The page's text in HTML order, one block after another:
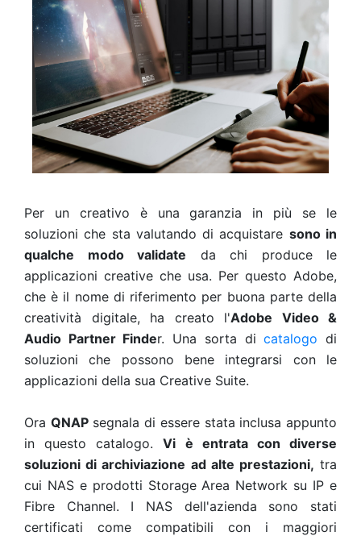
Per un creativo è una garanzia in più se le
soluzioni che sta valutando di acquistare sono in
qualche modo validate da chi produce le
applicazioni creative che usa. Per questo Adobe,
che è il nome di riferimento per buona parte della
creatività digitale, ha creato l'Adobe Video &
Audio Partner Finder. Una sorta dicatalogo di
soluzioni che possono bene integrarsi con le
applicazioni della sua Creative Suite.
Ora QNAPsegnala di essere stata inclusa appunto
in questo catalogo.Vi è entrata con diverse
soluzioni di archiviazione ad alte prestazioni, tra
cui NAS e prodotti Storage Area Network su IP e
Fibre Channel. I NAS dell'azienda sono stati
certificati come compatibili con i maggiori